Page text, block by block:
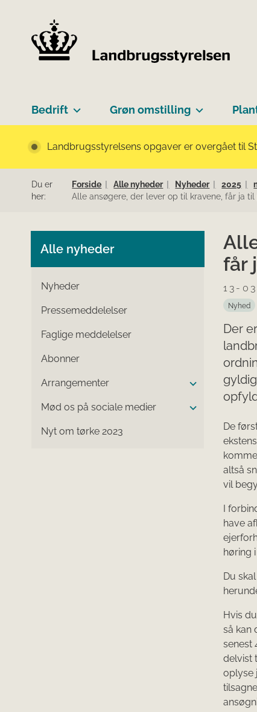
Bedrift Grøn omstilling
Landbrugsstyrelsens opgaver er overgået til
Du er
her:
Forside Alle nyheder Nyheder 2025
Alle ansøgere, der lever op til kravene, får ja
Alle nyheder
Nyheder
Pressemeddelelser
Faglige meddelelser
Abonner
Arrangementer
Mød os på sociale medier
Nyt om tørke 2023
får
13-
Nyhed
Der
De
altså
vil
I
have
høring
Du
Hvis
så kan
senest
delvist
oplyse